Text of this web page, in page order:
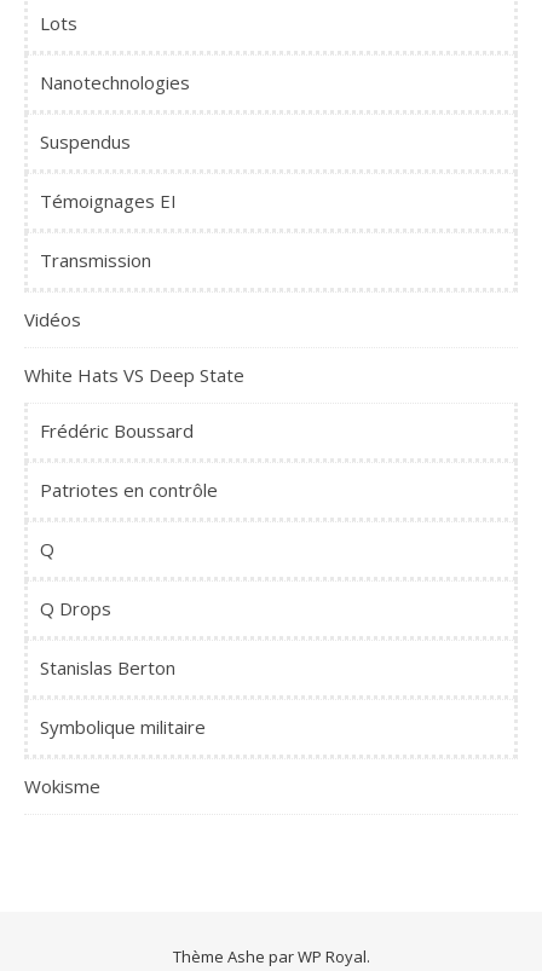
Lots
Nanotechnologies
Suspendus
Témoignages EI
Transmission
Vidéos
White Hats VS Deep State
Frédéric Boussard
Patriotes en contrôle
Q
Q Drops
Stanislas Berton
Symbolique militaire
Wokisme
Thème Ashe parWP Royal.